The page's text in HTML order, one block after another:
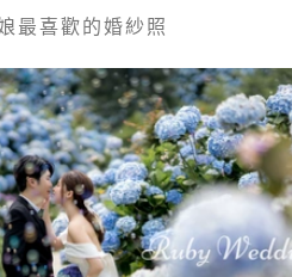
最喜歡的婚紗照